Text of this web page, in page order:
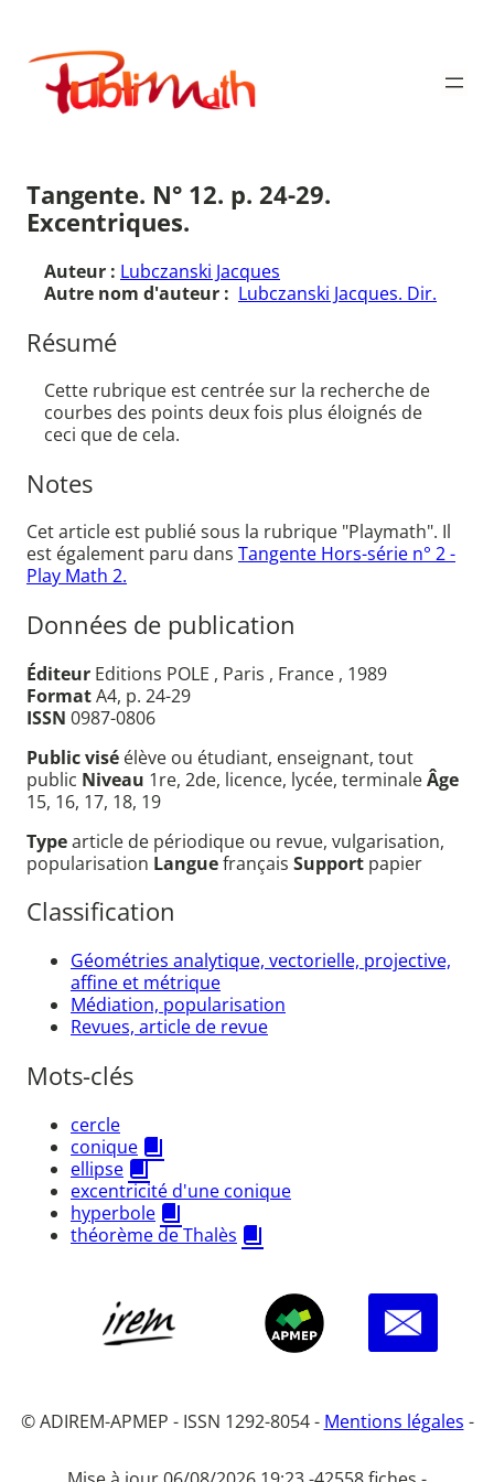
contenu
Publimath
Tangente. N° 12. p. 24-29.
Excentriques.
Auteur : Lubczanski Jacques
Autre nom d'auteur : Lubczanski Jacques. Dir.
Résumé
Cette rubrique est centrée sur la recherche de
courbes des points deux fois plus éloignés de
ceci que de cela.
Notes
Cet article est publié sous la rubrique "Playmath". Il
est également paru dans Tangente Hors-série n° 2 -
Play Math 2.
Données de publication
Éditeur Editions POLE , Paris , France , 1989
FormatA4, p. 24-29
ISSN 0987-0806
Public visé élève ou étudiant, enseignant, tout
public Niveau 1re, 2de, licence, lycée, terminaleÂge
15, 16, 17, 18, 19
Typearticle de périodique ou revue, vulgarisation,
popularisation Languefrançais Support papier
Classification
Géométries analytique, vectorielle, projective,
affine et métrique
Médiation, popularisation
Revues, article de revue
Mots-clés
cercle
conique
ellipse
excentricité d'une conique
hyperbole
théorème de Thalès
© ADIREM-APMEP - ISSN 1292-8054 - Mentions légales -